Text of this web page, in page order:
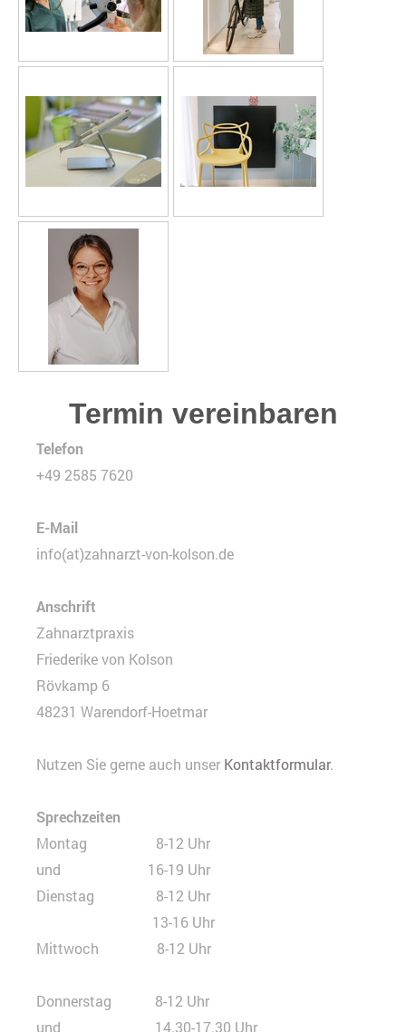
Termin vereinbaren
Telefon
+49 2585 7620
E-Mail
info(at)zahnarzt-von-kolson.de
Anschrift
Zahnarztpraxis
Friederike von Kolson
Rövkamp 6
48231 Warendorf-Hoetmar
Nutzen Sie gerne auch unser Kontaktformular.
Sprechzeiten
Montag 8-12 Uhr
und 16-19 Uhr
Dienstag 8-12 Uhr
13-16 Uhr
Mittwoch 8-12 Uhr
Donnerstag 8-12 Uhr
und 14.30-17.30 Uhr